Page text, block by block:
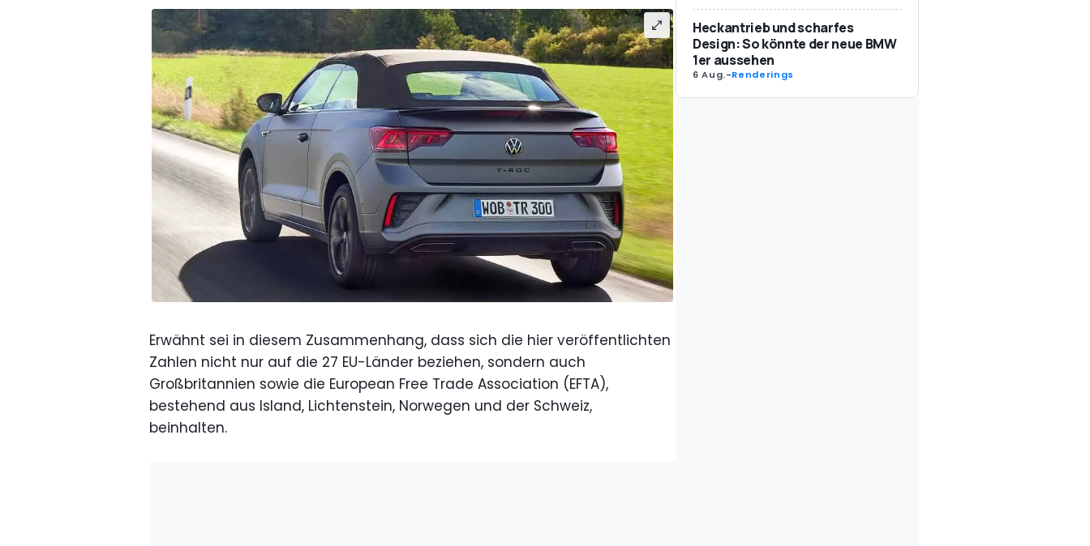
Erwähnt sei in diesem Zusammenhang, dass sich die hier veröffentlichten
Zahlen nicht nur auf die 27 EU-Länder beziehen, sondern auch
Großbritannien sowie die European Free Trade Association (EFTA),
bestehend aus Island, Lichtenstein, Norwegen und der Schweiz,
beinhalten.
Heckantrieb und scharfes
Design: So könnte der neue BMW
1er aussehen
6 Aug.-Renderings